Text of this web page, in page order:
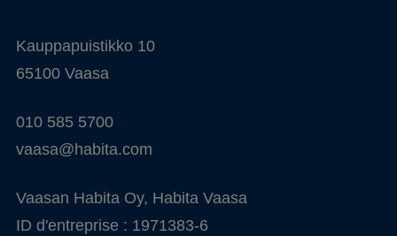
Kauppapuistikko 10
65100 Vaasa
010 585 5700
vaasa@habita.com
Vaasan Habita Oy, Habita Vaasa
ID d'entreprise : 1971383-6